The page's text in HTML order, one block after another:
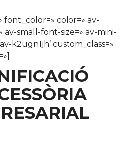
font_color=» color=» av-
av-small-font-size=» av-mini-
k2ugn1jh’ custom_class=»